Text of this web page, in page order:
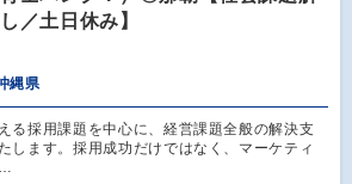
／土日休み】
縄県
る採用課題を中心に、経営課題全般の解決支
します。採用成功だけではなく、マーケティ